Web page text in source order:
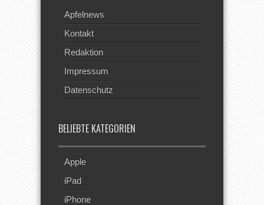
Apfelnews
Kontakt
Redaktion
Impressum
Datenschutz
BELIEBTE KATEGORIEN
Apple
iPad
iPhone